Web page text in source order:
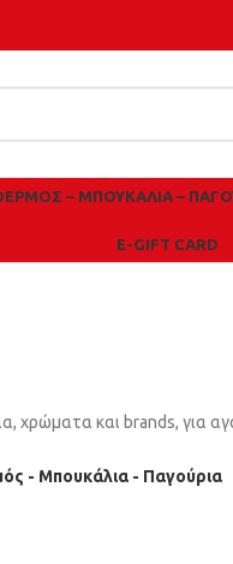
– ΜΠΟΥΚΆΛΙΑ –
E-GIFT CARD
χρώματα και brands, για
- Μπουκάλια - Παγούρια